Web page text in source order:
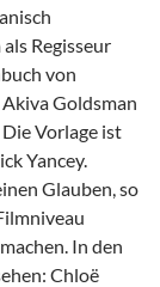
Regisseur
von
Goldsman
Vorlage ist
Yancey.
Glauben, so
In den
Chloë